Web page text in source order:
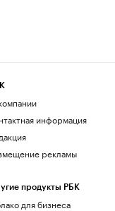
информация
рекламы
продукты РБК
для бизнеса